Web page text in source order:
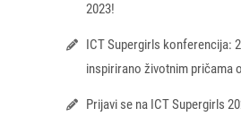
2023!
ICT Supergirls konferencija:
inspirirano životnim pričama
Prijavi se na ICT Supergirls